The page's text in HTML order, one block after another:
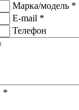
Марка/модель *
E-mail *
Телефон
*